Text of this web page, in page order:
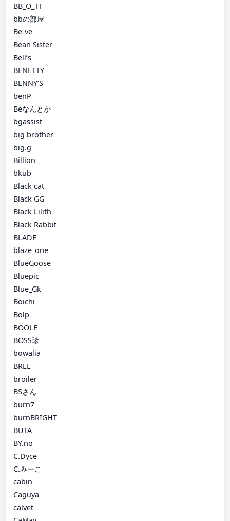
BB_O_TT
bbの部屋
Be-ve
Bean Sister
Bell’s
BENETTY
BENNY’S
benP
Beなんとか
bgassist
big brother
big.g
Billion
bkub
Black cat
Black GG
Black Lilith
Black Rabbit
BLADE
blaze_one
BlueGoose
Bluepic
Blue_Gk
Boichi
Bolp
BOOLE
BOSS珍
bowalia
BRLL
broiler
BSさん
burn7
burnBRIGHT
BUTA
BY.no
C.Dyce
C.みーこ
cabin
Caguya
calvet